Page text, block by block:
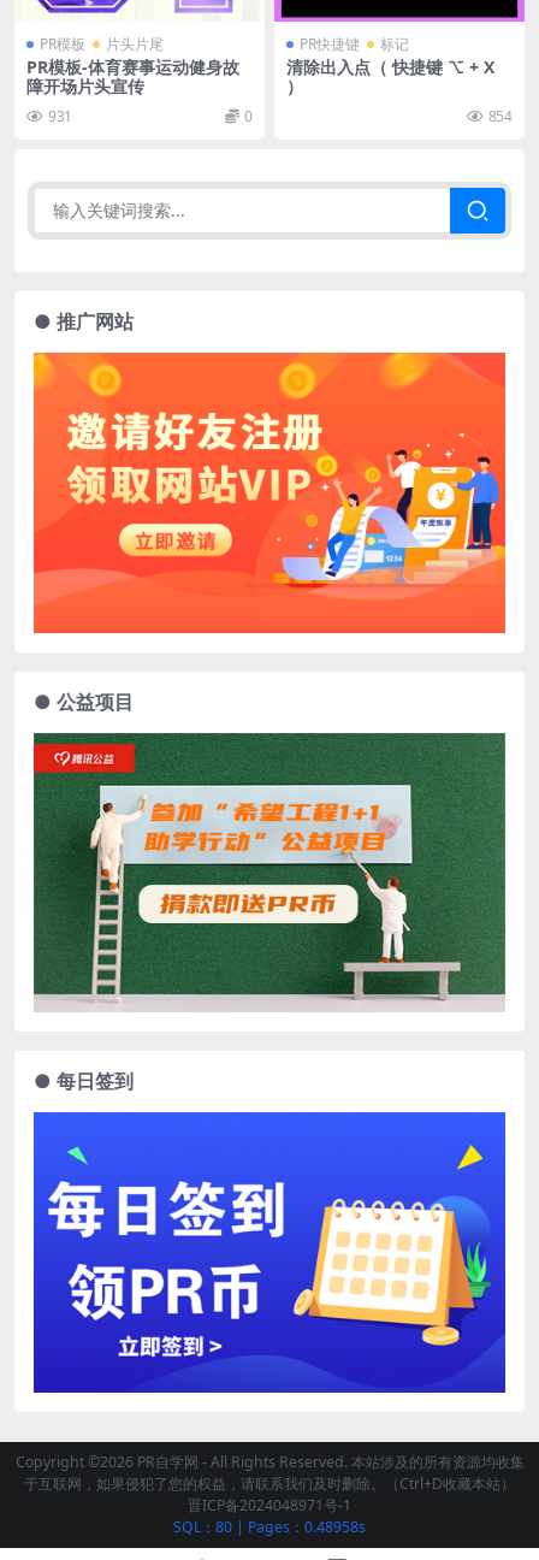
PR模板 片头片尾
PR模板-体育赛事运动健身故
障开场片头宣传
931 0
PR快捷键 标记
清除出入点（ 快捷键 ⌥ + X
）
854
● 推广网站
● 公益项目
● 每日签到
Copyright ©2026 PR自学网 - All Rights Reserved. 本站涉及的所有资源均收集
于互联网，如果侵犯了您的权益，请联系我们及时删除。（Ctrl+D收藏本站）
晋ICP备2024048971号-1
SQL：80 | Pages：0.48958s